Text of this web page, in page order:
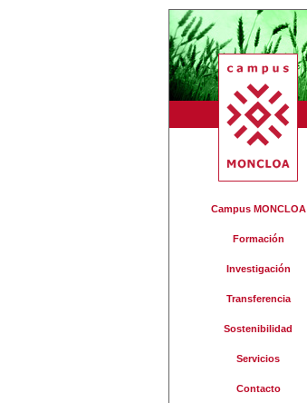
Campus MONCLOA
Formación
Investigación
Transferencia
Sostenibilidad
Servicios
Contacto